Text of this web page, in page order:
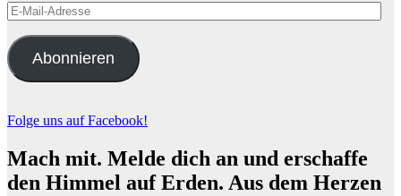
E-
Mail-
Adresse
Abonnieren
Folge uns auf Facebook!
Mach mit. Melde dich an und erschaffe
den Himmel auf Erden. Aus dem Herzen